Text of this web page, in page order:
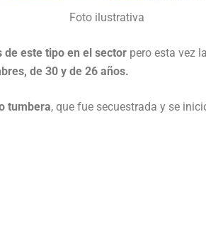
Foto ilustrativa
de este tipo en el sector pero esta vez
de 30 y de 26 años.
tumbera, que fue secuestrada y se